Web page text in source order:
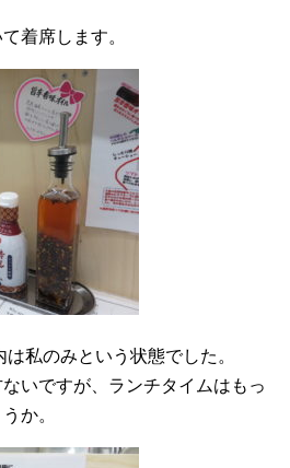
着席します。
私のみという状態でした。
いですが、ランチタイムはもっ
か。